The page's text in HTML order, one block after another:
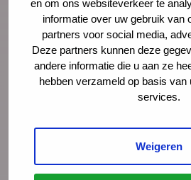
en om ons websiteverkeer te
informatie over uw gebruik van
partners voor social media,
Deze partners kunnen deze
andere informatie die u aan ze
hebben verzameld op basis van
services.
Weigeren
NCJ publicatie
Interview met social
kunstenaar Tabo
verandering’
We hebben een nieuw